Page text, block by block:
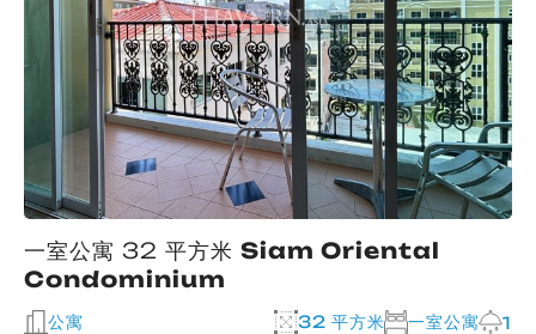
一室公寓 32 平方米 Siam Oriental
Condominium
公寓 32 平方米 一室公寓 1